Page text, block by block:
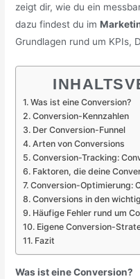
zeigt dir, wie du ein
dazu findest du im
Grundlagen rund um KPIs,
Was ist eine Conversion?
Conversion-Kennzahlen
Der Conversion-Funnel
Arten von Conversions
Conversion-Tracking:
Faktoren, die deine
Conversion-Optimierung:
Conversions in den
Häufige Fehler rund um
Eigene Conversion-
Fazit
Was ist eine Conversion?